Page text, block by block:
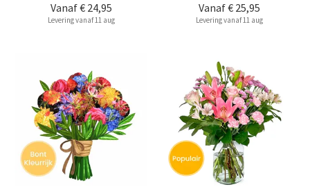
Vanaf€ 24,95
Levering vanaf 11 aug
Vanaf€ 25,95
Levering vanaf 11 aug